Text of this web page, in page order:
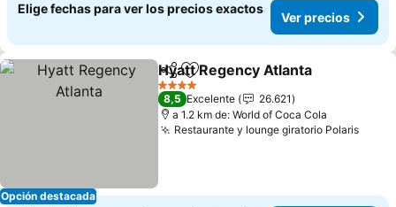
Elige fechas para ver los precios exactos
Ver precios
Opción destacada
CompartirAgregar a favoritos
Hyatt Regency Atlanta
4 Estrellas
8,5 Excelente
26.621
a 1.2 km de: World of Coca Cola
Restaurante y lounge giratorio Polaris